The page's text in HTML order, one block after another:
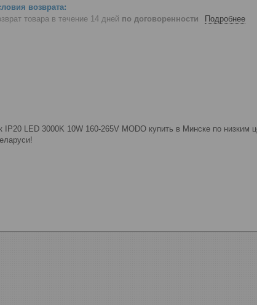
товара в течение 14 дней по договоренности Подробнее
LED 3000K 10W 160-265V MODO купить в Минске по низким